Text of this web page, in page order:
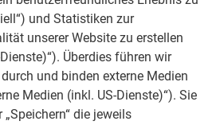
und Statistiken zur
unserer Website zu erstellen
Überdies führen wir
und binden externe Medien
Medien (inkl. US-Dienste)“). Sie
die jeweils
seitens PREFA wie folgt
mm
24 mm (mind. 22 mm in trockenem
max. 20 %